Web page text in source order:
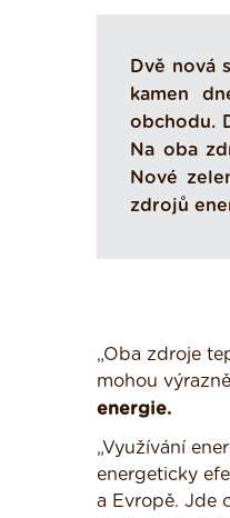
Dvě nová
kamen
obchodu.
Na oba
Nové
zdrojů
„Oba zdroje
mohou
energie.
„Využívání
energeticky
a Evropě. Jde